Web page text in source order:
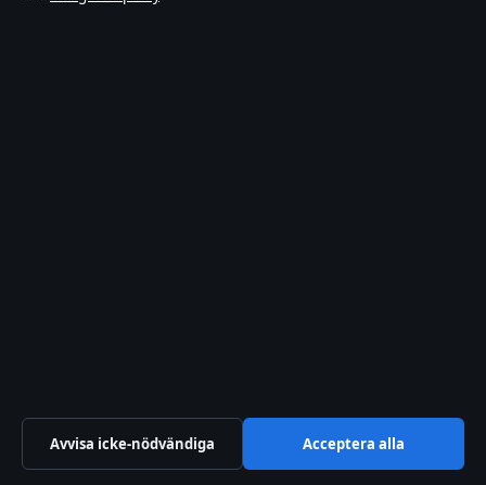
Birkirkara BKR 4000
Avvisa icke-nödvändiga Acceptera alla